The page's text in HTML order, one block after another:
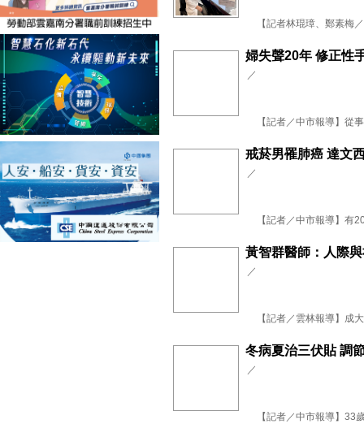
【記者林琨璋、鄭素梅
婦失聲20年 修正性
／
【記者／中市報導】從
戒菸男罹肺癌 達文
／
【記者／中市報導】有
黃智群醫師：人際
／
【記者／雲林報導】成
冬病夏治三伏貼 調
／
【記者／中市報導】33